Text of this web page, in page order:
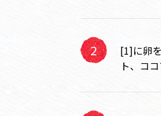
[1]に卵
ト、コ